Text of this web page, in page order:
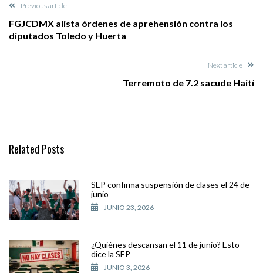
Previous article
FGJCDMX alista órdenes de aprehensión contra los
diputados Toledo y Huerta
Next article
Terremoto de 7.2 sacude Haití
Related Posts
SEP confirma suspensión de clases el 24 de
junio
JUNIO 23, 2026
¿Quiénes descansan el 11 de junio? Esto
dice la SEP
JUNIO 3, 2026